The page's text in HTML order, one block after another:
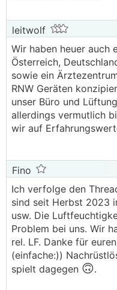
leitwolf
Wir haben heuer auch
Österreich,
sowie ein
RNW Geräten
unser Büro und
allerdings vermutlich
wir auf
Fino
Ich verfolge den
sind seit Herbst 2023
usw. Die
Problem bei uns. Wir
rel. LF. Danke für
(einfache:))
spielt dagegen 🙃.